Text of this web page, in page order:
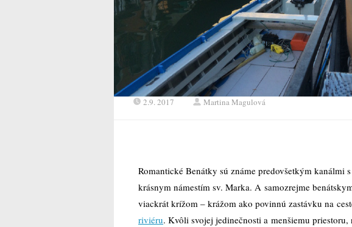
2.9. 2017 Martina Magulová
Romantické Benátky sú známe predovšetkým
krásnym námestím sv. Marka. A samozrejme
viackrát krížom – krážom ako povinnú zastávku na
riviéru. Kvôli svojej jedinečnosti a menšiemu